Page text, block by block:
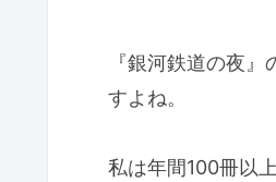
『銀河鉄道の夜
すよね。
私は年間100冊以